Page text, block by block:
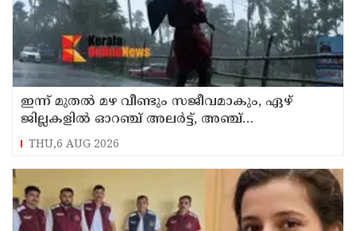
ഇന്ന് മുതല്‍ മഴ വീണ്ടും സജീവമാകും, ഏഴ്
ജില്ലകളില്‍ ഓറഞ്ച് അലര്‍ട്ട്, അഞ്ച്
താലൂക്കുകളില്‍ അവധി
THU,6 AUG 2026